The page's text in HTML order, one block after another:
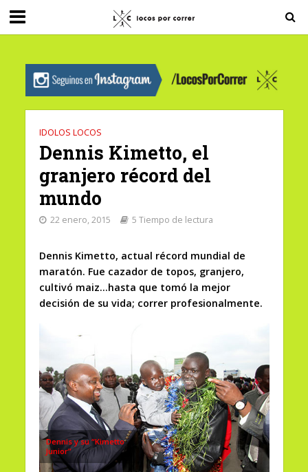
G-0X2PD3RFLV
IDOLOS LOCOS
Dennis Kimetto, el
granjero récord del
mundo
22 enero, 2015 5 Tiempo de lectura
Dennis Kimetto, actual récord mundial de
maratón. Fue cazador de topos, granjero,
cultivó maiz…hasta que tomó la mejor
decisión de su vida; correr profesionalmente.
Dennis y su “Kimetto
Junior”